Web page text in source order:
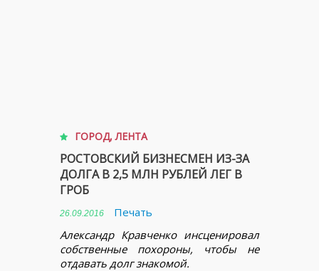
ГОРОД,ЛЕНТА
РОСТОВСКИЙ БИЗНЕСМЕН ИЗ-ЗА
ДОЛГА В 2,5 МЛН РУБЛЕЙ ЛЕГ В
ГРОБ
26.09.2016
Печать
Александр Кравченко инсценировал
собственные похороны, чтобы не
отдавать долг знакомой.